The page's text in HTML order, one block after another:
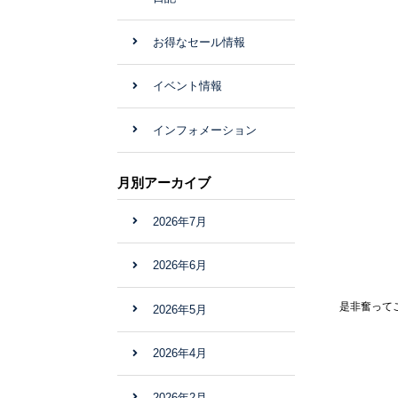
是非奮って
お得なセール情報
イベント情報
インフォメーション
月別アーカイブ
2026年7月
2026年6月
2026年5月
2026年4月